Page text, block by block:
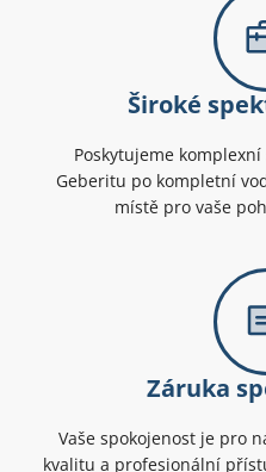
Široké
Poskytujeme
Geberitu po kompletní
místě pro vaše
Záruka
Vaše spokojenost je pro
kvalitu a profesionální